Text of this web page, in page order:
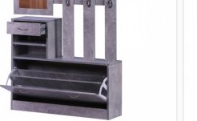
Favori